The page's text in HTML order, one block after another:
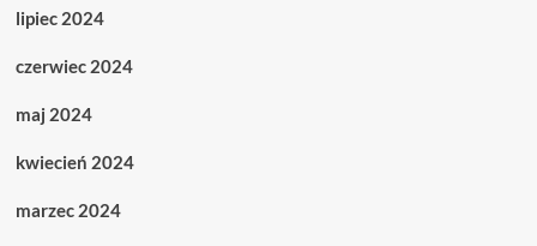
lipiec 2024
czerwiec 2024
maj 2024
kwiecień 2024
marzec 2024